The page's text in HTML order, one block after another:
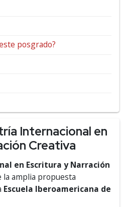
posgrado?
Internacional en
Creativa
en Escritura y Narración
amplia propuesta
Escuela Iberoamericana de